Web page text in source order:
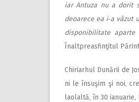
iar Antuza nu a dorit
deoarece ea i‑a văzut
disponibilitate
Înaltpreasfinţitul
Chiriarhul Dunării de
ni le însuşim şi noi,
laolaltă, în 30